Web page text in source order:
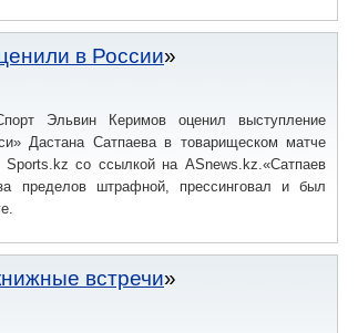
в России
Эльвин Керимов оценил выступление
Дастана Сатпаева в товарищеском матче
со ссылкой на ASnews.kz.«Сатпаев
пределов штрафной, прессинговал и был
встречи